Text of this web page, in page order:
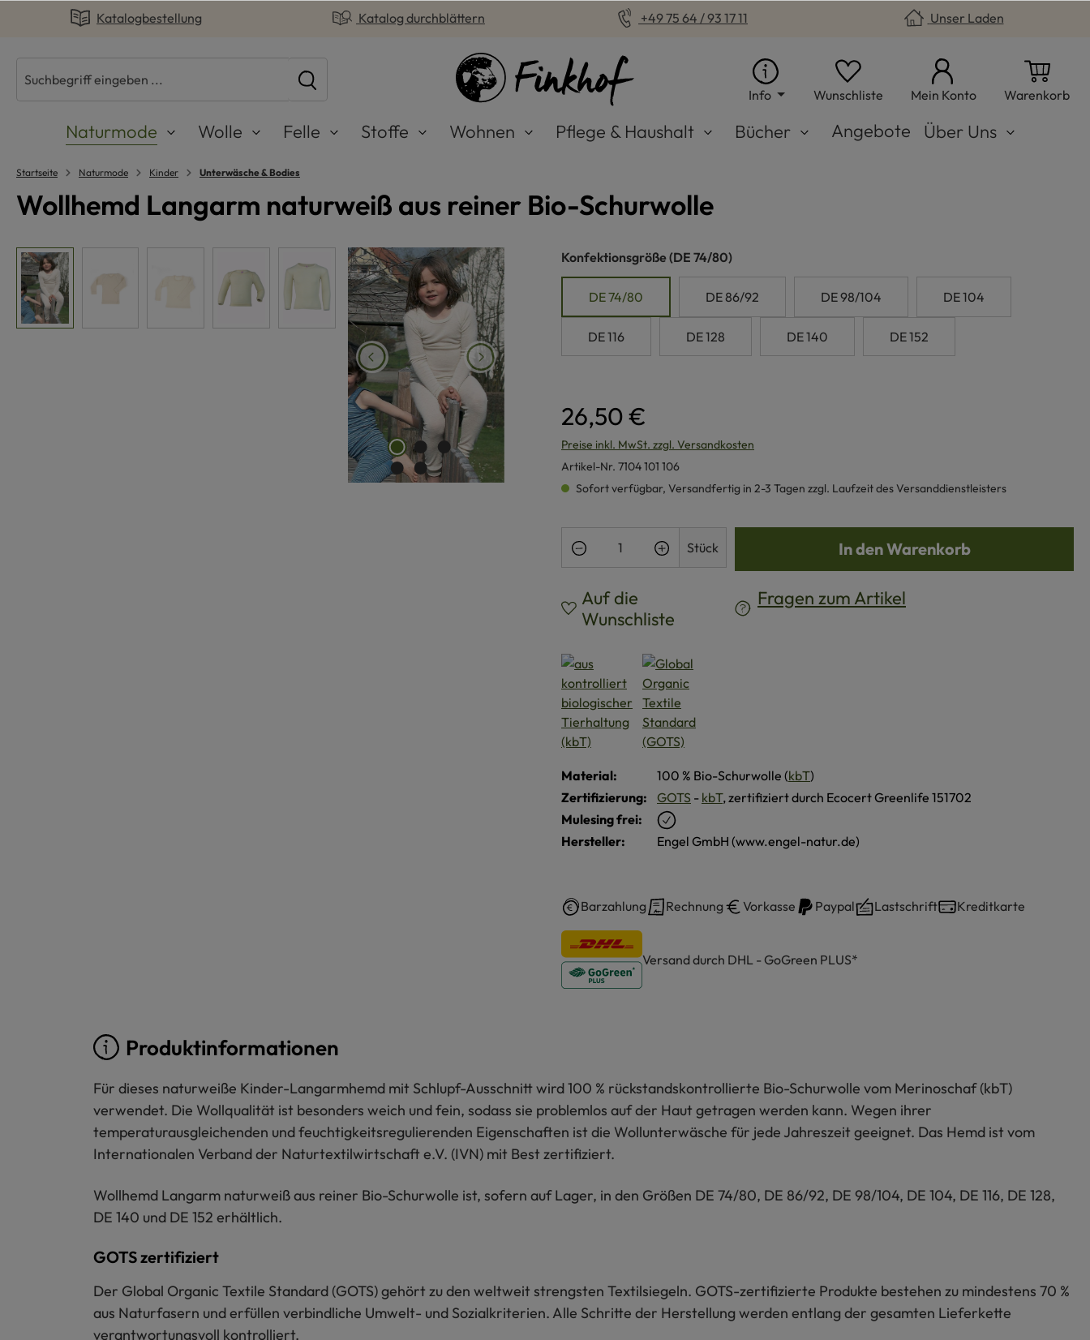
Zur Hauptnavigation springen
Katalogbestellung Katalog durchblättern +49 75 64 / 93 17 11 Unser Laden
Info Wunschliste Du hast 0 Produkte auf dem
Mein Konto Warenkorb
Naturmode Wolle Felle Stoffe Wohnen Pflege & Haushalt Bücher Angebote Über Uns
Startseite Naturmode Kinder Unterwäsche & Bodies
Wollhemd Langarm naturweiß aus reiner Bio-Schurwolle
Bildergalerie überspringen Konfektionsgröße auswählen
(DE 74/80)
DE 74/80 DE 86/92 DE 98/104 DE 104
DE 116 DE 128 DE 140 DE 152
26,50 €
Preise inkl. MwSt. zzgl. Versandkosten
Artikel-Nr. 7104 101 106
Sofort verfügbar, Versandfertig in 2-3 Tagen zzgl. Laufzeit des Versanddienstleisters
Produkt Anzahl: Gib den gewünschten Wert ein oder
Stück In den Warenkorb
Auf die
Wunschliste
Fragen zum Artikel
Material: 100 % Bio-Schurwolle (kbT)
Zertifizierung:
GOTS - kbT, zertifiziert durch Ecocert Greenlife 151702
Mulesing frei:
Hersteller:
Engel GmbH (www.engel-natur.de)
Barzahlung Rechnung Vorkasse Paypal Lastschrift Kreditkarte
Versand durch DHL - GoGreen PLUS*
Produktinformationen
Für dieses naturweiße Kinder-Langarmhemd mit Schlupf-Ausschnitt wird 100 % rückstandskontrollierte Bio-Schurwolle vom Merinoschaf (kbT)
verwendet. Die Wollqualität ist besonders weich und fein, sodass sie problemlos auf der Haut getragen werden kann. Wegen ihrer
temperaturausgleichenden und feuchtigkeitsregulierenden Eigenschaften ist die Wollunterwäsche für jede Jahreszeit geeignet. Das Hemd ist vom
Internationalen Verband der Naturtextilwirtschaft e.V. (IVN) mit Best zertifiziert.
Wollhemd Langarm naturweiß aus reiner Bio-Schurwolle ist, sofern auf Lager, in den Größen DE 74/80, DE 86/92, DE 98/104, DE 104, DE 116, DE 128,
DE 140 und DE 152 erhältlich.
GOTS zertifiziert
Der Global Organic Textile Standard (GOTS) gehört zu den weltweit strengsten Textilsiegeln. GOTS-zertifizierte Produkte bestehen zu mindestens 70 %
aus Naturfasern und erfüllen verbindliche Umwelt- und Sozialkriterien. Alle Schritte der Herstellung werden entlang der gesamten Lieferkette
verantwortungsvoll kontrolliert.